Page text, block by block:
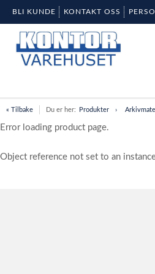
BLI KUNDE KONTAKT OSS
« Tilbake Du er her: Produkter
Error loading product page.
Object reference not set to an